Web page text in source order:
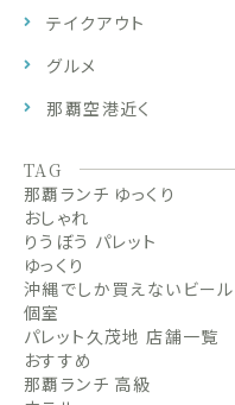
テイクアウト
グルメ
那覇空港近く
TAG
那覇ランチ ゆっくり
おしゃれ
りうぼう パレット
ゆっくり
沖縄でしか買えないビール
個室
パレット久茂地 店舗一覧
おすすめ
那覇ランチ 高級